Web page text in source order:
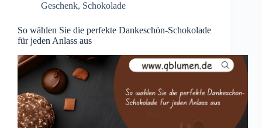
Geschenk, Schokolade
So wählen Sie die perfekte Dankeschön-Schokolade
für jeden Anlass aus